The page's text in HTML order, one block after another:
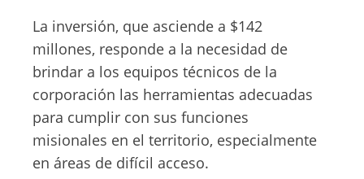
La inversión, que asciende a $142
millones, responde a la necesidad de
brindar a los equipos técnicos de la
corporación las herramientas adecuadas
para cumplir con sus funciones
misionales en el territorio, especialmente
en áreas de difícil acceso.